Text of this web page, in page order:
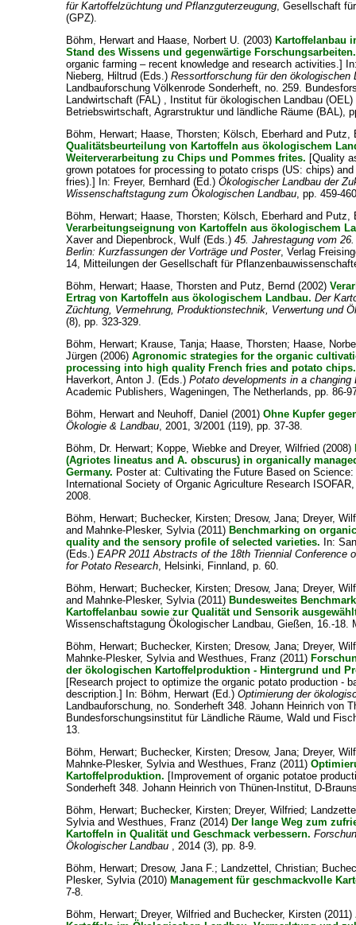
für Kartoffelzüchtung und Pflanzguterzeugung, Gesellschaft
(GPZ).
Böhm, Herwart and Haase, Norbert U. (2003) Kartoffelanbau
Stand des Wissens und gegenwärtige Forschungsarbeiten.
organic farming – recent knowledge and research activities.]
Nieberg, Hiltrud (Eds.)Ressortforschung für den ökologischen
Landbauforschung Völkenrode Sonderheft, no. 259.
Landwirtschaft (FAL) , Institut für ökologischen Landbau
Betriebswirtschaft, Agrarstruktur und ländliche Räume (BAL),
Böhm, Herwart; Haase, Thorsten; Kölsch, Eberhard and Putz,
Qualitätsbeurteilung von Kartoffeln aus ökologischem
Weiterverarbeitung zu Chips und Pommes frites. [Quality
grown potatoes for processing to potato crisps (US: chips)
fries).] In: Freyer, Bernhard (Ed.)Ökologischer Landbau der
Wissenschaftstagung zum Ökologischen Landbau, pp. 459-
Böhm, Herwart; Haase, Thorsten; Kölsch, Eberhard and Putz,
Verarbeitungseignung von Kartoffeln aus ökologischem
Xaverand Diepenbrock, Wulf (Eds.)45. Jahrestagung vom
Berlin: Kurzfassungen der Vorträge und Poster, Verlag
14, Mitteilungen der Gesellschaft für
Böhm, Herwart; Haase, Thorsten and Putz, Bernd (2002)
Ertrag von Kartoffeln aus ökologischem Landbau. Der
Züchtung, Vermehrung, Produktionstechnik, Verwertung und
(8), pp. 323-329.
Böhm, Herwart; Krause, Tanja; Haase, Thorsten; Haase,
Jürgen (2006)Agronomic strategies for the organic
processing into high quality French fries and potato chips.
Haverkort, Anton J. (Eds.)Potato developments in a changing
Academic Publishers, Wageningen, The Netherlands, pp. 86-
Böhm, Herwart and Neuhoff, Daniel (2001)Ohne Kupfer
Ökologie & Landbau, 2001, 3/2001 (119), pp. 37-38.
Böhm, Dr. Herwart; Koppe, Wiebke and Dreyer, Wilfried (2008)
(Agriotes lineatus and A. obscurus) in organically
Germany. Poster at: Cultivating the Future Based on
International Society of Organic Agriculture Research
2008.
Böhm, Herwart; Buchecker, Kirsten; Dresow, Jana; Dreyer,
and Mahnke-Plesker, Sylvia(2011) Benchmarking on
quality and the sensory profile of selected varieties. In:
(Eds.)EAPR 2011 Abstracts of the 18th Triennial Conference
for Potato Research, Helsinki, Finnland, p. 60.
Böhm, Herwart; Buchecker, Kirsten; Dresow, Jana; Dreyer,
and Mahnke-Plesker, Sylvia(2011) Bundesweites
Kartoffelanbau sowie zur Qualität und Sensorik
Wissenschaftstagung Ökologischer Landbau, Gießen, 16.-18.
Böhm, Herwart; Buchecker, Kirsten; Dresow, Jana; Dreyer,
Mahnke-Plesker, SylviaandWesthues, Franz (2011)
der ökologischen Kartoffelproduktion - Hintergrund und
[Research project to optimize the organic potato production -
description.] In: Böhm, Herwart (Ed.)Optimierung der
Landbauforschung, no. Sonderheft 348. Johann Heinrich von
Bundesforschungsinstitut für Ländliche Räume, Wald und
13.
Böhm, Herwart; Buchecker, Kirsten; Dresow, Jana; Dreyer,
Mahnke-Plesker, SylviaandWesthues, Franz (2011)
Kartoffelproduktion. [Improvement of organic potatoe
Sonderheft 348. Johann Heinrich von Thünen-Institut, D-
Böhm, Herwart; Buchecker, Kirsten; Dreyer, Wilfried;
SylviaandWesthues, Franz (2014) Der lange Weg zum
Kartoffeln in Qualität und Geschmack verbessern.
Ökologischer Landbau , 2014 (3), pp. 8-9.
Böhm, Herwart; Dresow, Jana F.; Landzettel, Christian;
Plesker, Sylvia(2010) Management für geschmackvolle
7-8.
Böhm, Herwart; Dreyer, Wilfried and Buchecker, Kirsten (2011)